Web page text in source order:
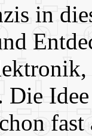
in